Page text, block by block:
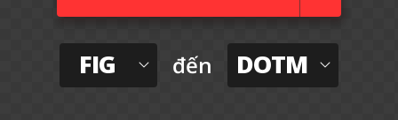
FIG đến DOTM